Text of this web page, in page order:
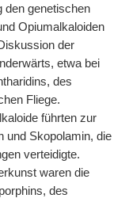
den genetischen
Opiumalkaloiden
der
etwa bei
des
Fliege.
führten zur
und Skopolamin, die
verteidigte.
waren die
des